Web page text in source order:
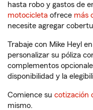
hasta robo y gastos de
motocicleta ofrece más
necesite agregar
Trabaje con Mike Heyl
personalizar su póliza
complementos
disponibilidad y la
Comience su cotización
mismo.